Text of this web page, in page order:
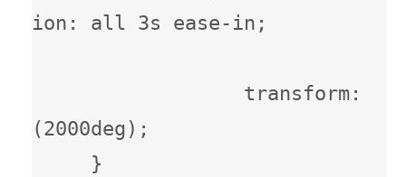
all 3s ease-in;
transform:
}